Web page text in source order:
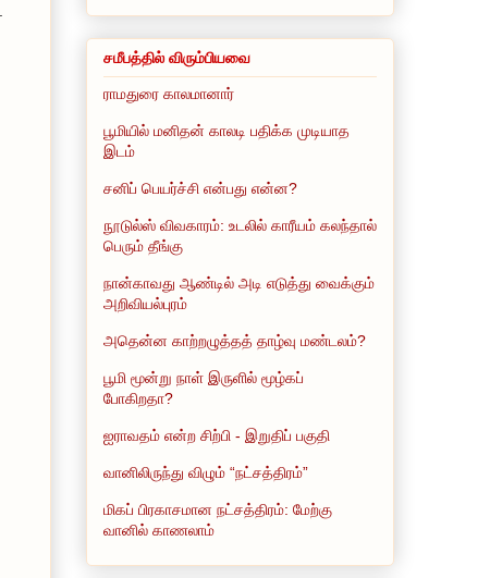
சமீபத்தில் விரும்பியவை
ராமதுரை காலமானார்
பூமியில் மனிதன் காலடி பதிக்க முடியாத
இடம்
சனிப் பெயர்ச்சி என்பது என்ன?
நூடுல்ஸ் விவகாரம்: உடலில் காரீயம் கலந்தால்
பெரும் தீங்கு
நான்காவது ஆண்டில் அடி எடுத்து வைக்கும்
அறிவியல்புரம்
அதென்ன காற்றழுத்தத் தாழ்வு மண்டலம்?
பூமி மூன்று நாள் இருளில் மூழ்கப்
போகிறதா?
ஐராவதம் என்ற சிற்பி - இறுதிப் பகுதி
வானிலிருந்து விழும் “நட்சத்திரம்”
மிகப் பிரகாசமான நட்சத்திரம்: மேற்கு
வானில் காணலாம்